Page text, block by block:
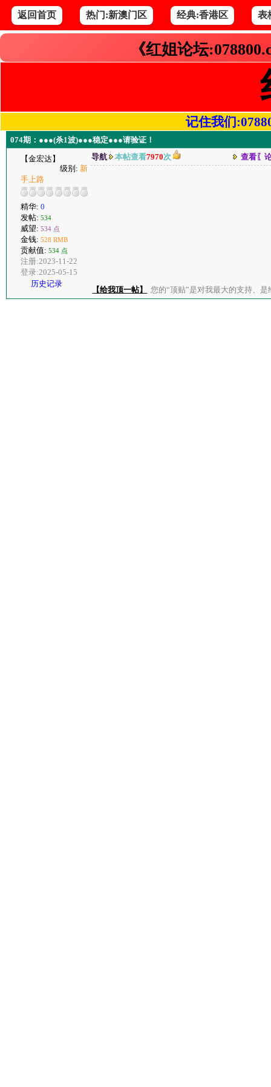
返回首页 热门:新澳门区 经典:香港区 表
《红姐论坛
记住我们
074期：●●●(杀1波)●●●稳定●●●请验证！
【金宏达】
级别: 新
手上路
精华: 0
发帖: 534
威望: 534 点
金钱: 528 RMB
贡献值: 534 点
注册:2023-11-22
登录:2025-05-15
历史记录
导航 本帖查看7970次 查看〖
【给我顶一帖】 您的“顶贴”是对我最大的支持、